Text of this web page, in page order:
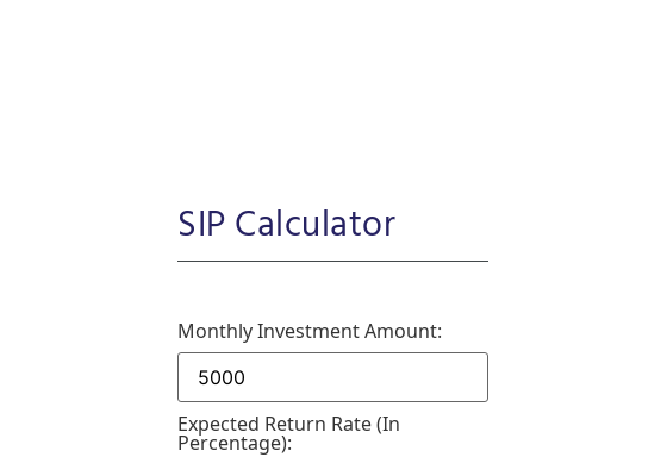
SIP Calculator
Monthly Investment Amount:
Expected Return Rate (in
Percentage):